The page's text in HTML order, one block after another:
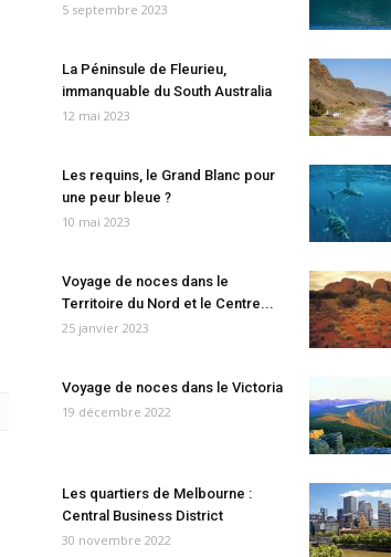
5 septembre 2023
La Péninsule de Fleurieu,
immanquable du South Australia
12 mai 2023
Les requins, le Grand Blanc pour
une peur bleue ?
10 mai 2023
Voyage de noces dans le
Territoire du Nord et le Centre...
25 janvier 2023
Voyage de noces dans le Victoria
19 décembre 2022
Les quartiers de Melbourne :
Central Business District
30 novembre 2022